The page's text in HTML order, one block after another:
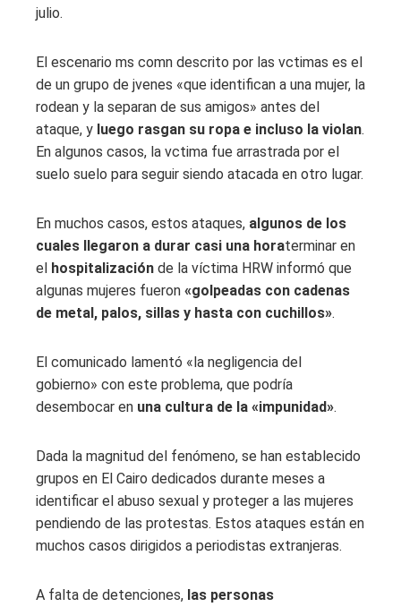
julio.
El escenario ms comn descrito por las vctimas es el
de un grupo de jvenes «que identifican a una mujer, la
rodean y la separan de sus amigos» antes del
ataque, y luego rasgan su ropa e incluso la violan.
En algunos casos, la vctima fue arrastrada por el
suelo suelo para seguir siendo atacada en otro lugar.
En muchos casos, estos ataques, algunos de los
cuales llegaron a durar casi una horaterminar en
el
hospitalización de la víctima HRW informó que
algunas mujeres fueron «golpeadas con cadenas
de metal, palos, sillas y hasta con cuchillos».
El comunicado lamentó «la negligencia del
gobierno» con este problema, que podría
desembocar en una cultura de la «impunidad».
Dada la magnitud del fenómeno, se han establecido
grupos en El Cairo dedicados durante meses a
identificar el abuso sexual y proteger a las mujeres
pendiendo de las protestas. Estos ataques están en
muchos casos dirigidos a periodistas extranjeras.
A falta de detenciones, las personas